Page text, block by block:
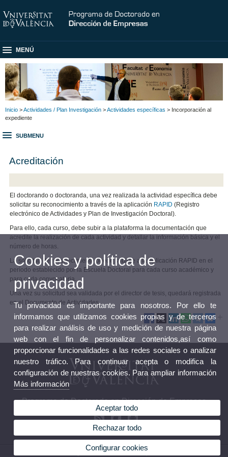
MENÚ
Inicio >Actividades / Plan Investigación >Actividades específicas > Incorporación al
expediente
SUBMENU
Acreditación
El doctorando o doctoranda, una vez realizada la actividad específica debe
solicitar su reconocimiento a través de la aplicación RAPID (Registro
electrónico de Actividades y Plan de Investigación Doctoral).
Para ello, cada curso, debe subir a la plataforma la documentación que
acredite la realización de cada actividad y detallar la información básica y el
número de horas.
La solicitud de reconocimiento puede subirse a la aplicación RAPID en el
período establecido por la Escuela Doctoral para cada curso académico y
para cada convocatoria.
Una vez su solicitud sea validada por el director de tesis, quedará registrada
en el Documento de Actividades.
Programa de Doctorado en Dirección de Empresas
© 2026 UV. - Avda. Tarongers, s/n. 46022 Valencia. España. Teléfono: 963 828 312
Cookies y política de
privacidad
Tu privacidad es importante para nosotros. Por ello te
informamos que utilizamos cookies propias y de terceros
para realizar análisis de uso y medición de nuestra página
web con el fin de personalizar contenidos,así como
proporcionar funcionalidades a las redes sociales o analizar
nuestro tráfico. Para continuar acepta o modifica la
configuración de nuestras cookies. Para ampliar información
Más información
Aceptar todo
Rechazar todo
Configurar cookies